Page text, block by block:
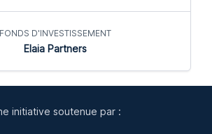
FONDS D'INVESTISSEMENT
Elaia Partners
initiative soutenue par :